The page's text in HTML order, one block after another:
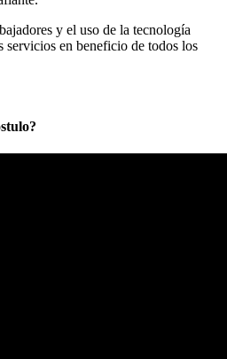
y el uso de la tecnología
servicios en beneficio de todos los